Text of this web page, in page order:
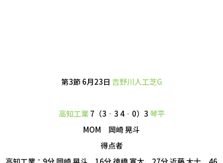
第3節 6月23日 吉野川人工芝G
高知工業7（3‐3 4‐0）3 琴平
MOM 岡崎 晃斗
得点者